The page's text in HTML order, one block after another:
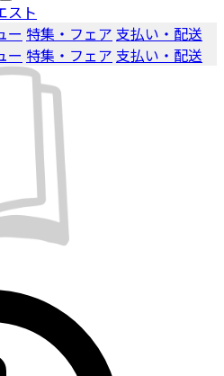
スト
ー 特集・フェア 支払い・配送
ー 特集・フェア 支払い・配送